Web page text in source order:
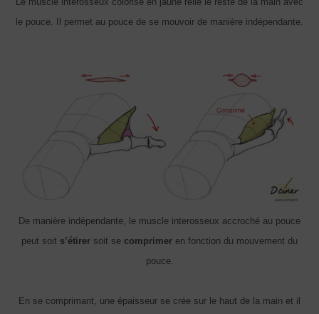
le pouce. Il permet au pouce de se mouvoir de manière indépendante.
De manière indépendante, le muscle interosseux accroché au pouce
peut soit s’étirer soit se comprimer en fonction du mouvement du
pouce.
En se comprimant, une épaisseur se crée sur le haut de la main et il